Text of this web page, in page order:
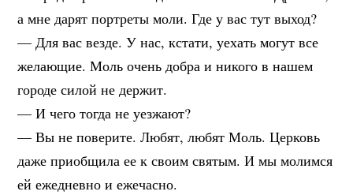
а мне дарят портреты моли. Где у вас тут выход?
— Для вас везде. У нас, кстати, уехать могут все
желающие. Моль очень добра и никого в нашем
городе силой не держит.
— И чего тогда не уезжают?
— Вы не поверите. Любят, любят Моль. Церковь
даже приобщила ее к своим святым. И мы молимся
ей ежедневно и ежечасно.